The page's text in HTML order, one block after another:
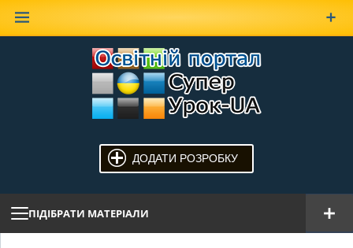
ДОДАТИ РОЗРОБКУ
ПІДІБРАТИ МАТЕРІАЛИ